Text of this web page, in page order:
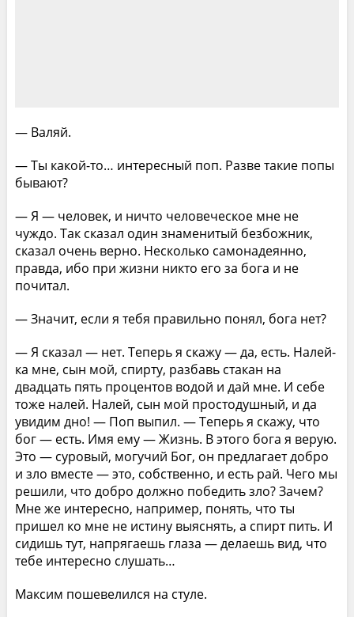
— Валяй.
— Ты какой-то… интересный поп. Разве такие попы
бывают?
— Я — человек, и ничто человеческое мне не
чуждо. Так сказал один знаменитый безбожник,
сказал очень верно. Несколько самонадеянно,
правда, ибо при жизни никто его за бога и не
почитал.
— Значит, если я тебя правильно понял, бога нет?
— Я сказал — нет. Теперь я скажу — да, есть. Налей-
ка мне, сын мой, спирту, разбавь стакан на
двадцать пять процентов водой и дай мне. И себе
тоже налей. Налей, сын мой простодушный, и да
увидим дно! — Поп выпил. — Теперь я скажу, что
бог — есть. Имя ему — Жизнь. В этого бога я верую.
Это — суровый, могучий Бог, он предлагает добро
и зло вместе — это, собственно, и есть рай. Чего мы
решили, что добро должно победить зло? Зачем?
Мне же интересно, например, понять, что ты
пришел ко мне не истину выяснять, а спирт пить. И
сидишь тут, напрягаешь глаза — делаешь вид, что
тебе интересно слушать…
Максим пошевелился на стуле.